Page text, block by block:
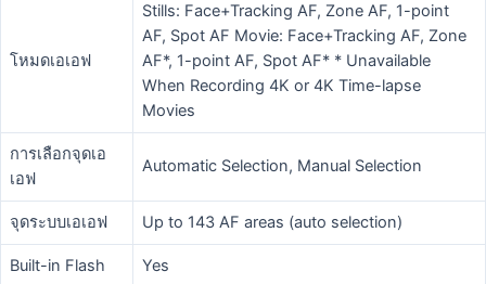
โหมดเอเอฟ
Stills: Face+Tracking AF, Zone AF, 1-point
AF, Spot AF Movie: Face+Tracking AF, Zone
AF*, 1-point AF, Spot AF* * Unavailable
When Recording 4K or 4K Time-lapse
Movies
การเลือกจุดเอ
เอฟ
Automatic Selection, Manual Selection
จุดระบบเอเอฟ Up to 143 AF areas (auto selection)
Built-in Flash Yes